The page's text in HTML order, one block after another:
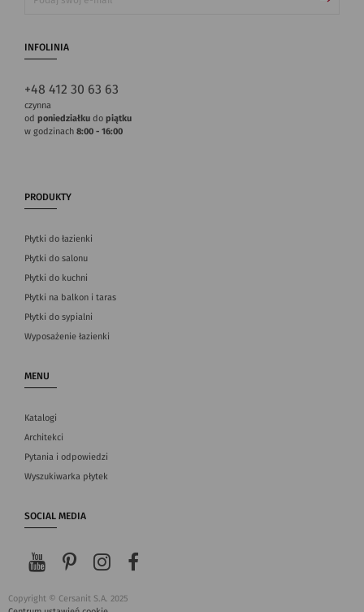
INFOLINIA
+48 412 30 63 63
czynna
od poniedziałku do piątku
w godzinach 8:00 - 16:00
PRODUKTY
Płytki do łazienki
Płytki do salonu
Płytki do kuchni
Płytki na balkon i taras
Płytki do sypialni
Wyposażenie łazienki
MENU
Katalogi
Architekci
Pytania i odpowiedzi
Wyszukiwarka płytek
SOCIAL MEDIA
Copyright © Cersanit S.A. 2025